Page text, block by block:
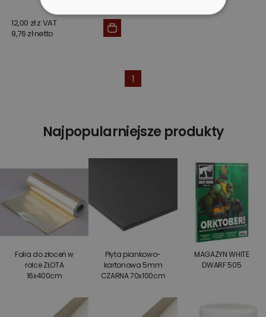
12,00 zł z VAT
9,76 zł netto
1
Najpopularniejsze produkty
Folia do złoceń w
rolce ZŁOTA
16x400cm
Płyta piankowo-
kartonowa 5mm
CZARNA 70x100cm
MAGAZYN WHITE
DWARF 505